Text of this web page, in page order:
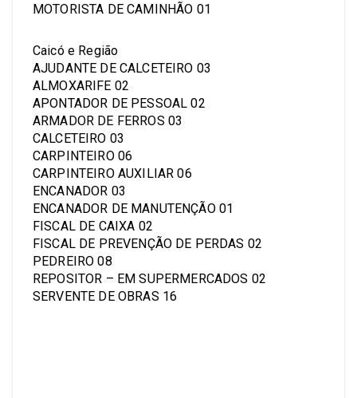
MOTORISTA DE CAMINHÃO 01
Caicó e Região
AJUDANTE DE CALCETEIRO 03
ALMOXARIFE 02
APONTADOR DE PESSOAL 02
ARMADOR DE FERROS 03
CALCETEIRO 03
CARPINTEIRO 06
CARPINTEIRO AUXILIAR 06
ENCANADOR 03
ENCANADOR DE MANUTENÇÃO 01
FISCAL DE CAIXA 02
FISCAL DE PREVENÇÃO DE PERDAS 02
PEDREIRO 08
REPOSITOR – EM SUPERMERCADOS 02
SERVENTE DE OBRAS 16